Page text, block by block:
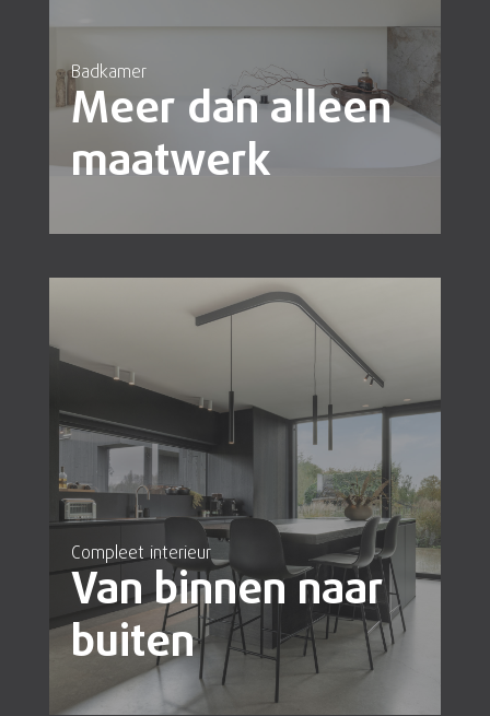
Badkamer
Meer dan alleen
maatwerk
Compleet interieur
Van binnen naar
buiten